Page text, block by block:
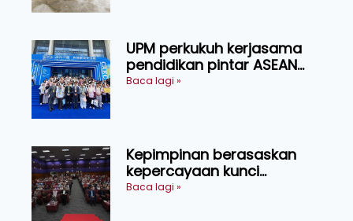
UPM perkukuh kerjasama
pendidikan pintar ASEAN
menerusi lawatan rasmi ke
Baca lagi »
Kepimpinan berasaskan
kepercayaan kunci
kecemerlangan institusi -
Baca lagi »